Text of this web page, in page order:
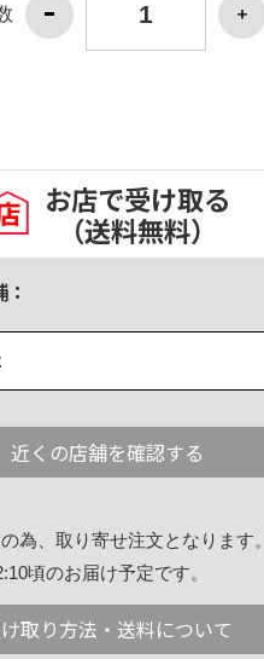
お店で受け取る
（送料無料）
近くの店舗を確認する
為、取り寄せ注文となります。
頃のお届け予定です。
取り方法・送料について